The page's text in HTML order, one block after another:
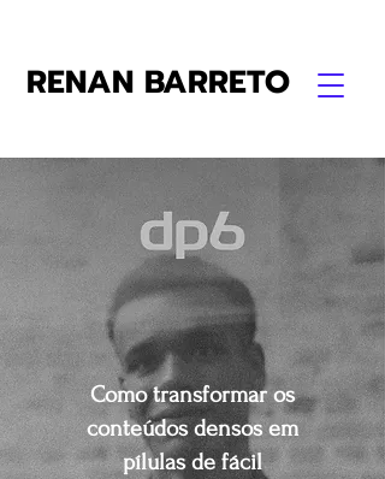
RENAN BARRETO
Como transformar os
conteúdos densos em
pílulas de fácil